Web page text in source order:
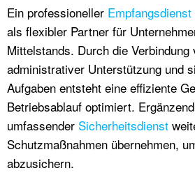
Ein professioneller Empfangsdienst
als flexibler Partner für
Mittelstands. Durch die
administrativer Unterstützung und
Aufgaben entsteht eine effiziente
Betriebsablauf optimiert.
umfassender Sicherheitsdienst
Schutzmaßnahmen übernehmen,
abzusichern.